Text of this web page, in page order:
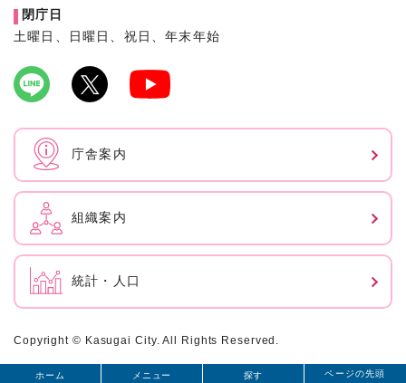
メニュー
ホーム 探す ページの先頭
閉庁日
土曜日、日曜日、祝日、年末年始
庁舎案内
組織案内
統計・人口
Copyright © Kasugai City. All Rights Reserved.